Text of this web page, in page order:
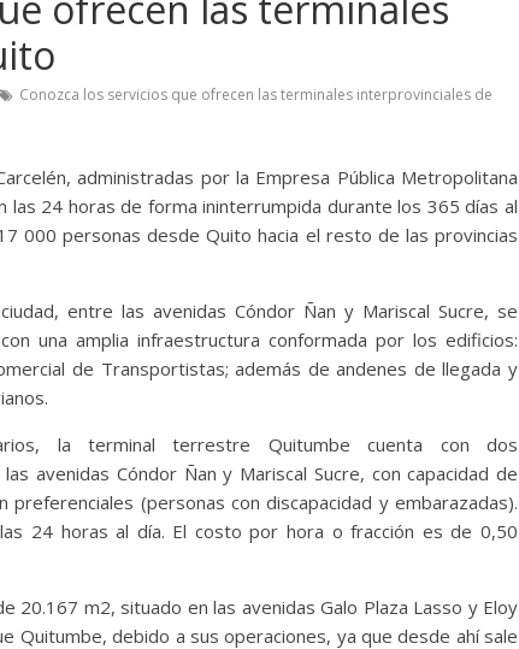
Conozca los servicios que ofrecen las terminales interprovinciales de
administradas por la Empresa Pública Metropolitana
las 24 horas de forma ininterrumpida durante los 365 días al
000 personas desde Quito hacia el resto de las provincias
entre las avenidas Cóndor Ñan y Mariscal Sucre, se
una amplia infraestructura conformada por los edificios:
de Transportistas; además de andenes de llegada y
la terminal terrestre Quitumbe cuenta con dos
avenidas Cóndor Ñan y Mariscal Sucre, con capacidad de
(personas con discapacidad y embarazadas).
24 horas al día. El costo por hora o fracción es de 0,50
20.167 m2, situado en las avenidas Galo Plaza Lasso y Eloy
Quitumbe, debido a sus operaciones, ya que desde ahí sale